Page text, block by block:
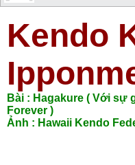
Kendo
Bài : Hagakure ( Với sự
Forever )
Ảnh : Hawaii Kendo